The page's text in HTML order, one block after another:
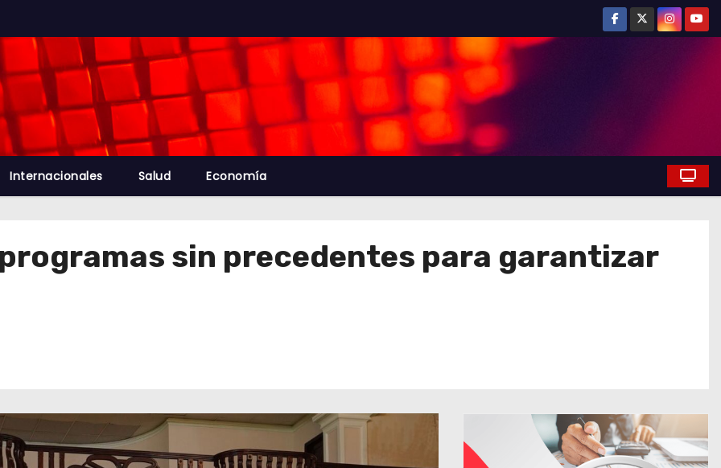
Internacionales Salud Economía
sin precedentes para garantizar